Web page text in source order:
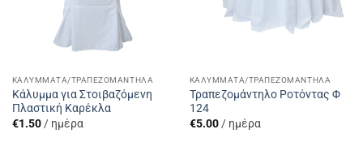
ΚΑΛΎΜΜΑΤΑ/ΤΡΑΠΕΖΟΜΆΝΤΗΛΑ
Κάλυμμα για Στοιβαζόμενη
Πλαστική Καρέκλα
€1.50/ ημέρα
ΚΑΛΎΜΜΑΤΑ/ΤΡΑΠΕΖΟΜΆΝΤΗΛΑ
Τραπεζομάντηλο Ροτόντας Φ
124
€5.00/ ημέρα